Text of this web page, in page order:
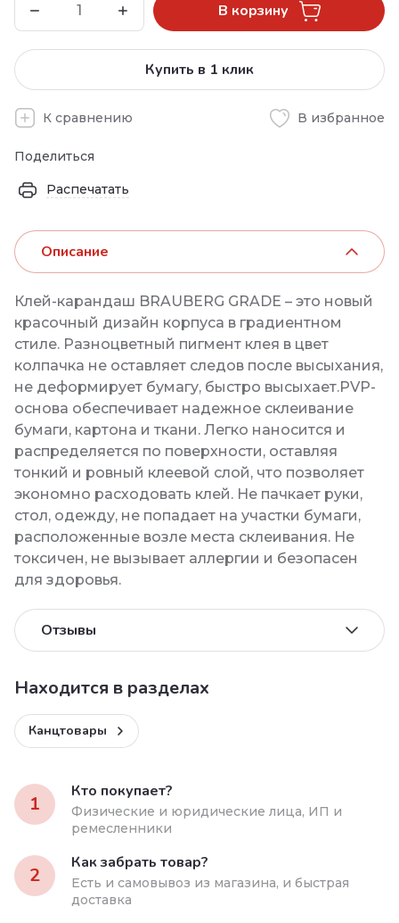
В корзину
Купить в 1 клик
К сравнению В избранное
Поделиться
Распечатать
Описание
Клей-карандаш BRAUBERG GRADE – это новый
красочный дизайн корпуса в градиентном
стиле. Разноцветный пигмент клея в цвет
колпачка не оставляет следов после высыхания,
не деформирует бумагу, быстро высыхает.PVP-
основа обеспечивает надежное склеивание
бумаги, картона и ткани. Легко наносится и
распределяется по поверхности, оставляя
тонкий и ровный клеевой слой, что позволяет
экономно расходовать клей. Не пачкает руки,
стол, одежду, не попадает на участки бумаги,
расположенные возле места склеивания. Не
токсичен, не вызывает аллергии и безопасен
для здоровья.
Отзывы
Находится в разделах
Канцтовары
1
Кто покупает?
Физические и юридические лица, ИП и
ремесленники
2
Как забрать товар?
Есть и самовывоз из магазина, и быстрая
доставка